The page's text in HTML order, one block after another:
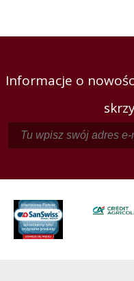
Informacje o